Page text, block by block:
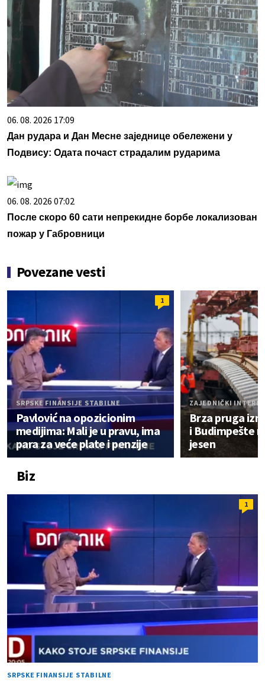
06. 08. 2026 17:09
Дан рудара и Дан Месне заједнице обележени у
Подвису: Одата почаст страдалим рударима
06. 08. 2026 07:02
После скоро 60 сати непрекидне борбе локализован
пожар у Габровници
Povezane vesti
1
SRPSKE FINANSIJE STABILNE
Pavlović na opozicionim
medijima: Mali je u pravu, ima
para za veće plate i penzije
ZAJEDNIČKI INTERES
Brza pruga
i Budimpešte
jesen
Biz
1
SRPSKE FINANSIJE STABILNE